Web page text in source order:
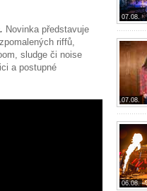
Novinka představuje
riffů,
sludge či noise
a postupné
07.08.
07.08.
06.08.